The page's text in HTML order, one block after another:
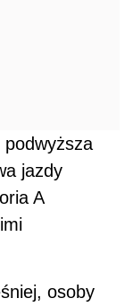
podwyższa
jazdy
A
osoby